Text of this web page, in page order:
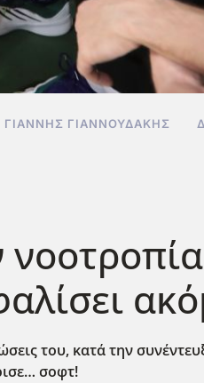
ΓΙΆΝΝΗΣ ΓΙΑΝΝΟΥΔΆΚΗΣ
του, κατά την
σοφτ!